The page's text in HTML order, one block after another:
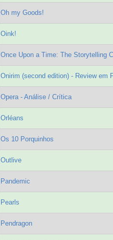
Oh my Goods!
Oink!
Once Upon a Time: The Storytelling
Onirim (second edition) - Review em
Opera - Análise / Crítica
Orléans
Os 10 Porquinhos
Outlive
Pandemic
Pearls
Pendragon